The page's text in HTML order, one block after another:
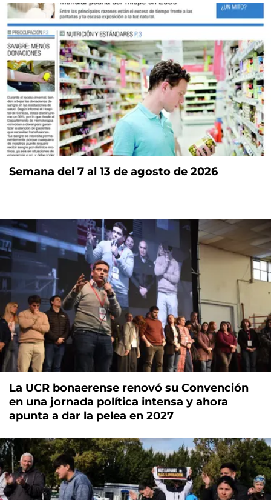
Semana del 7 al 13 de agosto de 2026
La UCR bonaerense renovó su Convención
en una jornada política intensa y ahora
apunta a dar la pelea en 2027